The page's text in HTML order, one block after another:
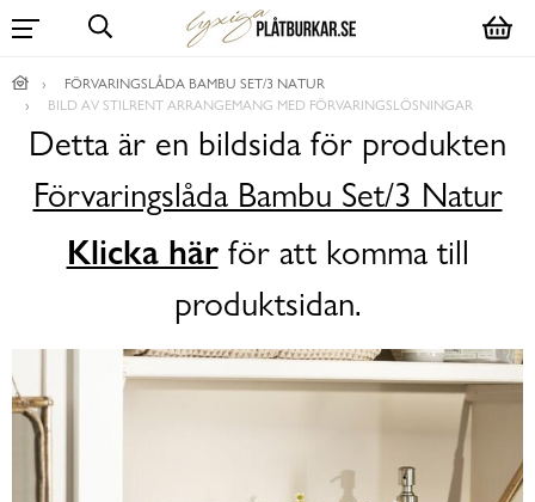
FÖRVARINGSLÅDA BAMBU SET/3 NATUR
BILD AV STILRENT ARRANGEMANG MED FÖRVARINGSLÖSNINGAR
Detta är en bildsida för produkten
Förvaringslåda Bambu Set/3 Natur
Klicka härför att komma till
produktsidan.